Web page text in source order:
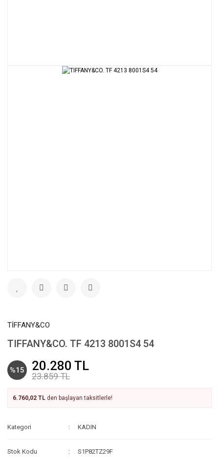
TİFFANY&CO
TIFFANY&CO. TF 4213 8001S4 54
%15 20.280 TL
23.859 TL
6.760,02 TL den başlayan taksitlerle!
Kategori KADIN
Stok Kodu S1P82TZ29F